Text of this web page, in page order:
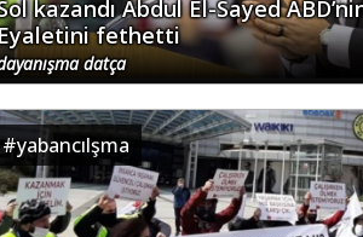
kazandı Abdul El-Sayed
fethetti
datça
#yabancılşma